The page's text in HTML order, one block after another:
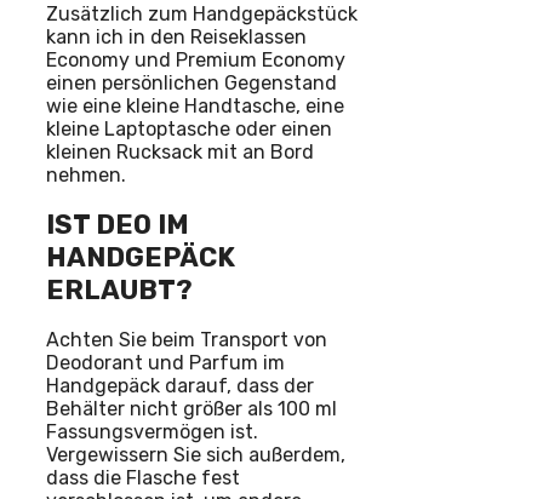
Zusätzlich zum Handgepäckstück
kann ich in den Reiseklassen
Economy und Premium Economy
einen persönlichen Gegenstand
wie eine kleine Handtasche, eine
kleine Laptoptasche oder einen
kleinen Rucksack mit an Bord
nehmen.
IST DEO IM
HANDGEPÄCK
ERLAUBT?
Achten Sie beim Transport von
Deodorant und Parfum im
Handgepäck darauf, dass der
Behälter nicht größer als 100 ml
Fassungsvermögen ist.
Vergewissern Sie sich außerdem,
dass die Flasche fest